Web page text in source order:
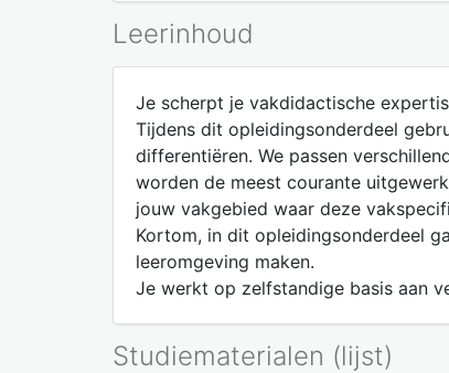
Leerinhoud
Je scherpt je vakdidactische
Tijdens dit opleidingsonderdeel
differentiëren. We passen
worden de meest courante
jouw vakgebied waar deze
Kortom, in dit opleidingsonderdeel
leeromgeving maken.
Je werkt op zelfstandige basis aan
Studiematerialen (lijst)